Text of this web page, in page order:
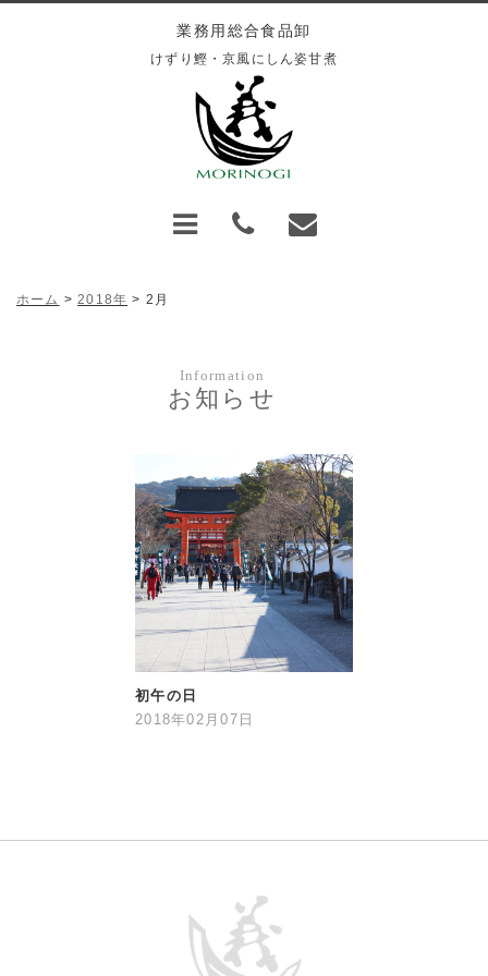
業務用総合食品卸
けずり鰹・京風にしん姿甘煮
ホーム >2018年 > 2月
Information
お知らせ
初午の日
2018年02月07日